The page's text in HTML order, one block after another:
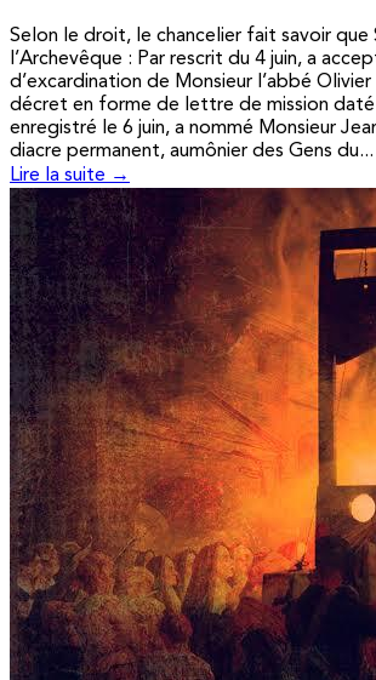
Selon le droit, le chancelier fait savoir que
l’Archevêque : Par rescrit du 4 juin, a
d’excardination de Monsieur l’abbé
décret en forme de lettre de mission daté
enregistré le 6 juin, a nommé Monsieur
diacre permanent, aumônier des Gens du...
Lire la suite →